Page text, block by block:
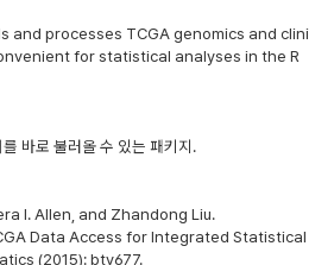
and processes TCGA genomics and clini
for statistical analyses in the R
바로 불러올 수 있는 패키지.
I. Allen, and Zhandong Liu.
Data Access for Integrated Statistical
(2015): btv677.